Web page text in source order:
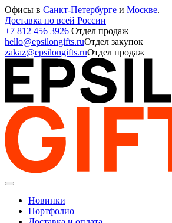
Офисы в Санкт-Петербурге и Москве.
Доставка по всей России
+7 812 456 3926 Отдел продаж
hello@epsilongifts.ruОтдел закупок
zakaz@epsilongifts.ruОтдел продаж
Новинки
Портфолио